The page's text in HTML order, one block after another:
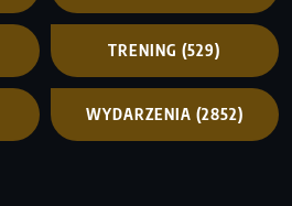
TRENING (529)
WYDARZENIA (2852)